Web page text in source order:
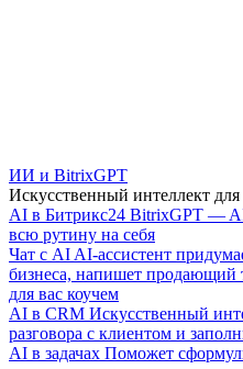
ИИ и BitrixGPT
Искусственный интеллект для
AI в Битрикс24 BitrixGPT —
всю рутину на себя
Чат с AI AI-ассистент
бизнеса, напишет продающий
для вас коучем
AI в CRM Искусственный
разговора с клиентом и
AI в задачах Поможет